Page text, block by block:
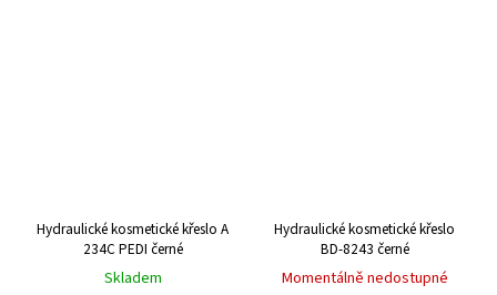
Hydraulické kosmetické křeslo A
234C PEDI černé
Skladem
Hydraulické kosmetické křeslo
BD-8243 černé
Momentálně nedostupné